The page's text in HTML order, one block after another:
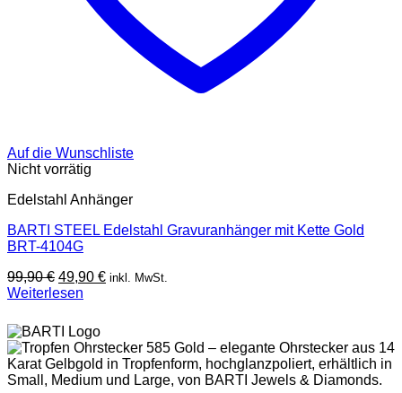
Auf die Wunschliste
Nicht vorrätig
Edelstahl Anhänger
BARTI STEEL Edelstahl Gravuranhänger mit Kette Gold
BRT-4104G
99,90€ Ursprünglicher
Preis
99,90 €
49,90 €Aktueller
inkl. MwSt.
Weiterlesen